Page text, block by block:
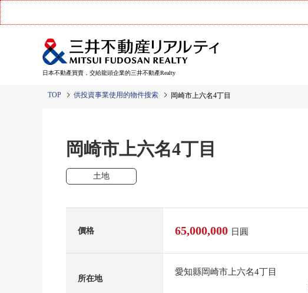
日本不動產買賣，交給龍頭企業的三井不動產Realty
TOP 供投資事業使用的物件搜索 岡崎市上六名4丁目
岡崎市上六名4丁目
土地
價格 65,000,000 日圓
所在地
愛知縣岡崎市上六名4丁目